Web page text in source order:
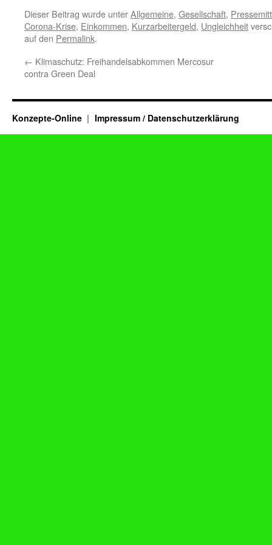
Dieser Beitrag wurde unterAllgemeine, Gesellschaft,
Corona-Krise, Einkommen, Kurzarbeitergeld, Ungleichheit
auf den Permalink.
← Klimaschutz: Freihandelsabkommen Mercosur
contra Green Deal
Konzepte-Online Impressum / Datenschutzerklärung